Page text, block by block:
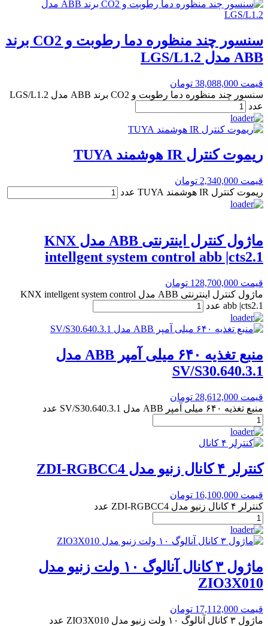
سنسور چند منظوره دما رطوبت و CO2 برند
ABB مدل LGS/L1.2
قیمت 38,088,000 تومان
سنسور چند منظوره دما رطوبت و CO2 برند ABB مدل LGS/L1.2
عدد
ریموت کنترل IR هوشمند TUYA
قیمت 2,340,000 تومان
ریموت کنترل IR هوشمند TUYA عدد
ماژول کنترل اینترنتی ABB مدل KNX
intellgent system control abb |cts2.1
قیمت 128,700,000 تومان
ماژول کنترل اینترنتی ABB مدل KNX intellgent system control
abb |cts2.1 عدد
منبع تغذیه ۶۴۰ میلی آمپر ABB مدل
SV/S30.640.3.1
قیمت 28,612,000 تومان
منبع تغذیه ۶۴۰ میلی آمپر ABB مدل SV/S30.640.3.1 عدد
کنترلر ۴ کانال زنیو مدل ZDI-RGBCC4
قیمت 16,100,000 تومان
کنترلر ۴ کانال زنیو مدل ZDI-RGBCC4 عدد
ماژول ۳ کانال آنالوگ ۱۰ ولت زنیو مدل
ZIO3X010
قیمت 17,112,000 تومان
ماژول ۳ کانال آنالوگ ۱۰ ولت زنیو مدل ZIO3X010 عدد